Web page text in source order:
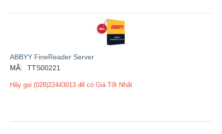
ABBYY FineReader Server
MÃ:
TTS00221
Hãy gọi (028)22443013 để có Giá Tốt Nhất